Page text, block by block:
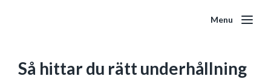
Menu
Så hittar du rätt underhållning